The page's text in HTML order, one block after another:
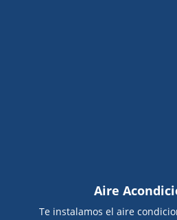
Aire
Te instalamos el aire